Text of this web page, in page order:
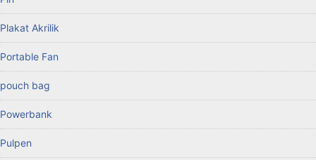
Plakat Akrilik
Portable Fan
pouch bag
Powerbank
Pulpen